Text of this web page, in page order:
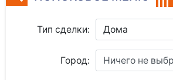
Тип сделки: Дома
Город: Ничего не